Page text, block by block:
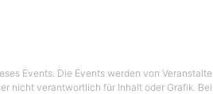
Events. Die Events werden von
nicht verantwortlich für Inhalt oder Grafik.